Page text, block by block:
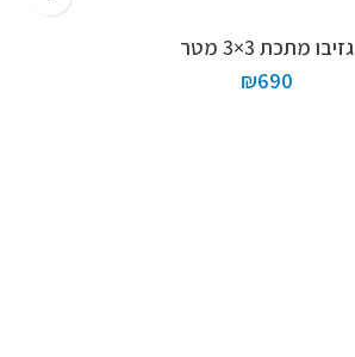
גזיבו מתכת 3×3 מטר
₪690